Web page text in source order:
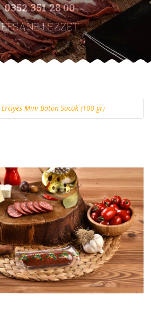
0352 351 28 00
EFSANE LEZZET
Erciyes Mini Baton Sucuk (100 gr)